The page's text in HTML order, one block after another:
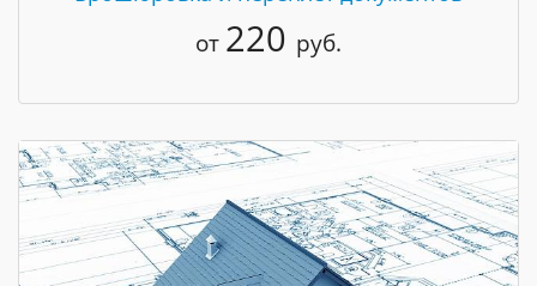
от 220 руб.